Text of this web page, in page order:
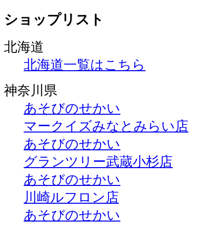
ショップリスト
北海道
北海道一覧はこちら
神奈川県
あそびのせかい
マークイズみなとみらい店
あそびのせかい
グランツリー武蔵小杉店
あそびのせかい
川崎ルフロン店
あそびのせかい